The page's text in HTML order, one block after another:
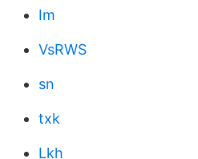
Im
VsRWS
sn
txk
Lkh